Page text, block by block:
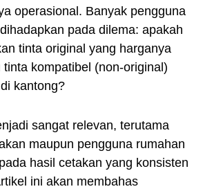
operasional. Banyak pengguna
pada dilema: apakah
tinta original yang harganya
kompatibel (non-original)
kantong?
sangat relevan, terutama
maupun pengguna rumahan
hasil cetakan yang konsisten
ini akan membahas